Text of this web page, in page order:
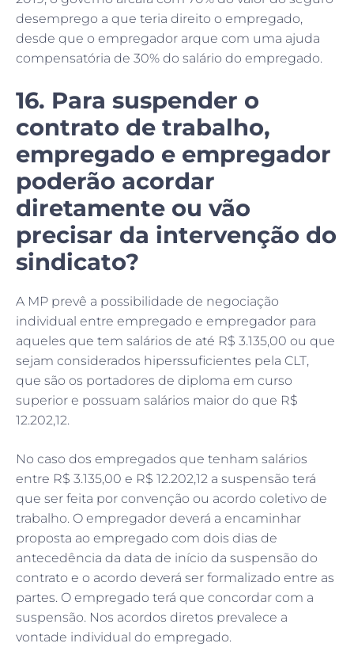
desemprego a que teria direito o empregado,
desde que o empregador arque com uma ajuda
compensatória de 30% do salário do empregado.
16. Para suspender o
contrato de trabalho,
empregado e empregador
poderão acordar
diretamente ou vão
precisar da intervenção do
sindicato?
A MP prevê a possibilidade de negociação
individual entre empregado e empregador para
aqueles que tem salários de até R$ 3.135,00 ou que
sejam considerados hiperssuficientes pela CLT,
que são os portadores de diploma em curso
superior e possuam salários maior do que R$
12.202,12.
No caso dos empregados que tenham salários
entre R$ 3.135,00 e R$ 12.202,12 a suspensão terá
que ser feita por convenção ou acordo coletivo de
trabalho. O empregador deverá a encaminhar
proposta ao empregado com dois dias de
antecedência da data de início da suspensão do
contrato e o acordo deverá ser formalizado entre as
partes. O empregado terá que concordar com a
suspensão. Nos acordos diretos prevalece a
vontade individual do empregado.